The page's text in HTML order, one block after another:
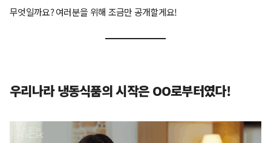
무엇일까요? 여러분을 위해 조금만 공개할게요!
우리나라 냉동식품의 시작은 OO로부터였다!